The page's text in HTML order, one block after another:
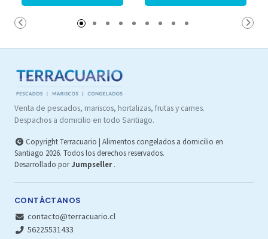
Carro Carro
Venta de pescados, mariscos, hortalizas, frutas y carnes.
Despachos a domicilio en todo Santiago.
Copyright Terracuario | Alimentos congelados a domicilio en
Santiago 2026. Todos los derechos reservados.
Desarrollado porJumpseller .
CONTÁCTANOS
contacto@terracuario.cl
56225531433